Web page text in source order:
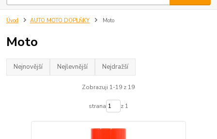
Úvod AUTO MOTO DOPLŇKY Moto
Moto
Nejnovější Nejlevnější Nejdražší
Zobrazuji 1-19 z 19
strana z 1